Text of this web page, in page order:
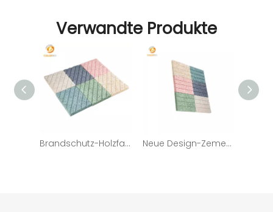
Verwandte Produkte
Brandschutz-Holzfaser-feuerfeste Zementplatte vom chinesischen Lieferanten mit niedrigem Preis Neue Design-Zement-Holzwolle / Faser-Akustikplatten Schallabsorbierende Platte